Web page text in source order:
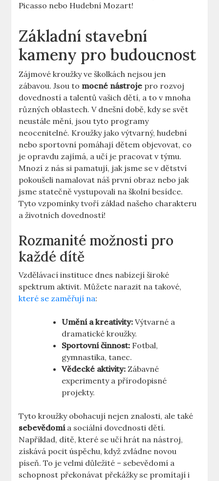
Picasso nebo Hudební Mozart!
Základní stavební
kameny pro budoucnost
Zájmové kroužky ve školkách nejsou jen
zábavou. Jsou to mocné nástroje pro rozvoj
dovedností a talentů vašich dětí, a to v mnoha
různých oblastech. V dnešní době, kdy se svět
neustále mění, jsou tyto programy
neocenitelné. Kroužky jako výtvarný, hudební
nebo sportovní pomáhají dětem objevovat, co
je opravdu zajímá, a učí je pracovat v týmu.
Mnozí z nás si pamatují, jak jsme se v dětství
pokoušeli namalovat náš první obraz nebo jak
jsme statečně vystupovali na školní besídce.
Tyto vzpomínky tvoří základ našeho charakteru
a životních dovedností!
Rozmanité možnosti pro
každé dítě
Vzdělávací instituce dnes nabízejí široké
spektrum aktivit. Můžete narazit na takové,
které se zaměřují na:
Umění a kreativity: Výtvarné a
dramatické kroužky.
Sportovní činnost: Fotbal,
gymnastika, tanec.
Vědecké aktivity: Zábavné
experimenty a přírodopisné
projekty.
Tyto kroužky obohacují nejen znalosti, ale také
sebevědomía sociální dovednosti dětí.
Například, dítě, které se učí hrát na nástroj,
získává pocit úspěchu, když zvládne novou
píseň. To je velmi důležité – sebevědomí a
schopnost překonávat překážky se promítají i